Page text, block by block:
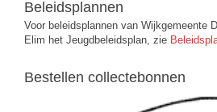
Beleidsplannen
Voor beleidsplannen van Wijkgemeente
Elim het Jeugdbeleidsplan, zie
Bestellen collectebonnen